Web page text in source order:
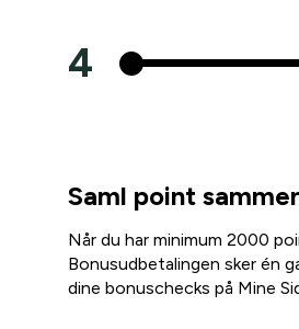
4
Saml point
Når du har minimum 2000
Bonusudbetalingen sker én
dine bonuschecks på Mine